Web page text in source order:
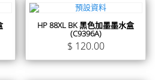
HP 88XL BK 黑色加墨墨水盒
(C9396A)
$ 120.00